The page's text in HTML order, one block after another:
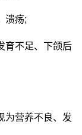
溃疡;
不足、下颌后
营养不良、发